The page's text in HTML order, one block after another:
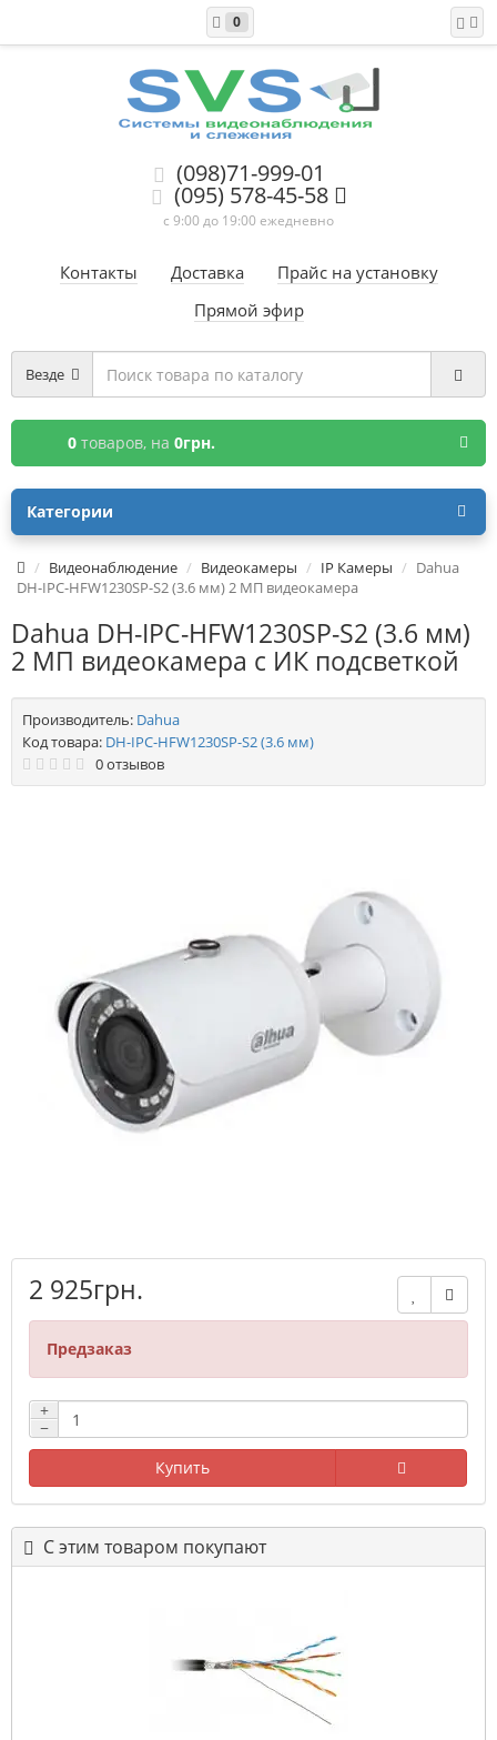
0
(098)71-999-01
(095) 578-45-58
с 9:00 до 19:00 ежедневно
Контакты Доставка
Прайс на установку
Прямой эфир
Везде
0 товаров, на 0грн.
Категории
Видеонаблюдение Видеокамеры IP Камеры
Dahua
DH-IPC-HFW1230SP-S2 (3.6 мм) 2 МП видеокамера
Dahua DH-IPC-HFW1230SP-S2 (3.6 мм)
2 МП видеокамера с ИК подсветкой
Производитель: Dahua
Код товара: DH-IPC-HFW1230SP-S2 (3.6 мм)
0 отзывов
2 925грн.
Предзаказ
+
−
Купить
С этим товаром покупают